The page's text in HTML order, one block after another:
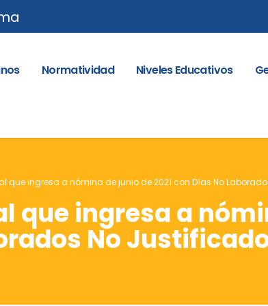
Normatividad Niveles Educativos
que ingresa a nómina de junio de 2021 con Días No
que ingresa a
No